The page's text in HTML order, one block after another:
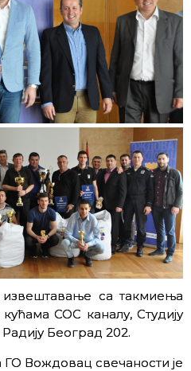
извештавање са такмиења
СОС каналу, Студију
Београд 202.
Вождовац свечаности је